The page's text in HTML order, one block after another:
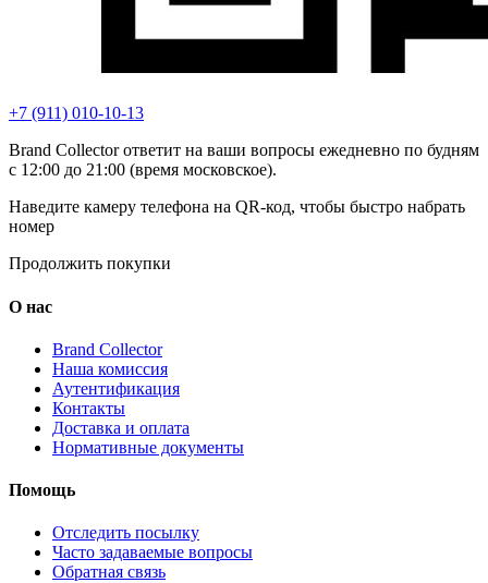
+7 (911) 010-10-13
Brand Collector ответит на ваши вопросы ежедневно по будням
с 12:00 до 21:00 (время московское).
Наведите камеру телефона на QR-код, чтобы быстро набрать
номер
Продолжить покупки
О нас
Brand Collector
Наша комиссия
Аутентификация
Контакты
Доставка и оплата
Нормативные документы
Помощь
Отследить посылку
Часто задаваемые вопросы
Обратная связь